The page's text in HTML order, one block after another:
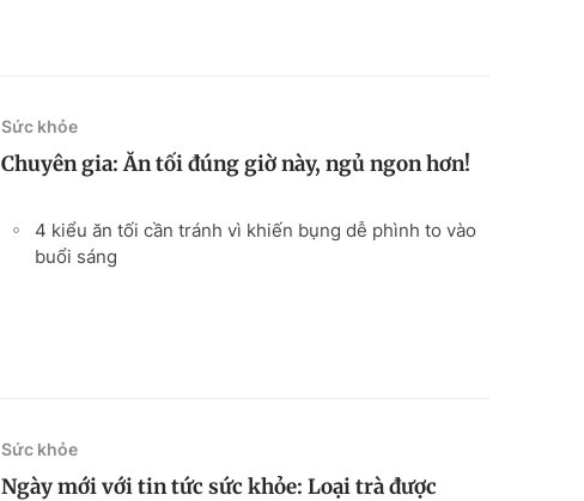
Sức khỏe
Chuyên gia: Ăn tối đúng giờ này, ngủ ngon hơn!
4 kiểu ăn tối cần tránh vì khiến bụng dễ phình to vào
buổi sáng
Sức khỏe
Ngày mới với tin tức sức khỏe: Loại trà được